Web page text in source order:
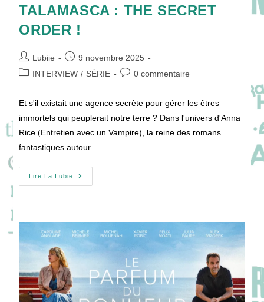
TALAMASCA : THE SECRET
ORDER !
Auteur/autrice
de
Lubiie
Publication
publiée :
9 novembre 2025
PostINTERVIEW / SÉRIE
Commentaires
publication :
0 commentaire
Et s'il existait une agence secrète pour gérer les êtres
immortels qui peuplerait notre terre ? Dans l'univers d'Anna
Rice (Entretien avec un Vampire), la reine des romans
fantastiques autour…
Lire La Lubie
[VIDEO]
Nicholas
Percent
Mystère
De
Série
TALAMASCA